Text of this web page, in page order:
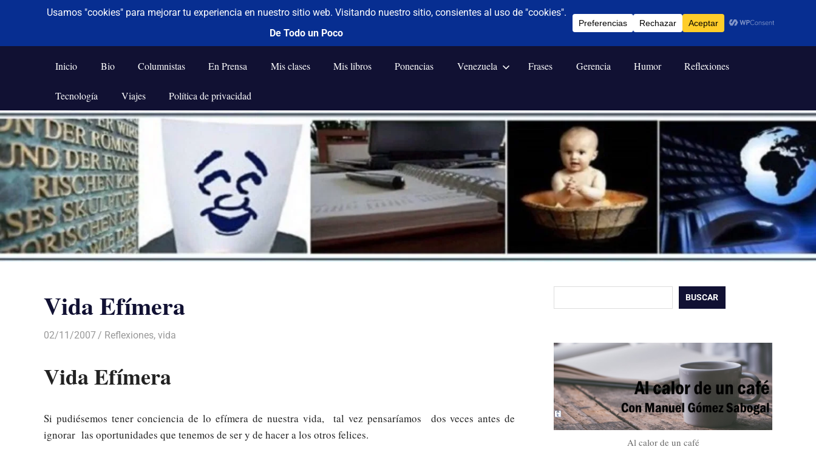
Saltar
al
contenido
De todo un poco
Frases,
Humor,
Tecnología
y
Viajes
Inicio Bio Columnistas En Prensa Mis clases Mis libros Ponencias Venezuela Frases Gerencia Humor Reflexiones
Tecnología Viajes Política de privacidad
Vida Efímera
02/11/2007 Luis Castellanos
Reflexiones,vida
Vida Efímera
Si pudiésemos tener conciencia de lo efímera de nuestra vida, tal vez pensaríamos dos veces antes de
ignorar las oportunidades que tenemos de ser y de hacer a los otros felices.
BUSCAR
Al calor de un café